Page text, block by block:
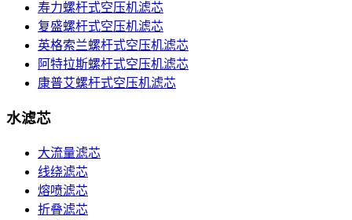
寿力螺杆式空压机滤芯
复盛螺杆式空压机滤芯
英格索兰螺杆式空压机滤芯
阿特拉斯螺杆式空压机滤芯
康普艾螺杆式空压机滤芯
水滤芯
大流量滤芯
线绕滤芯
熔喷滤芯
折叠滤芯